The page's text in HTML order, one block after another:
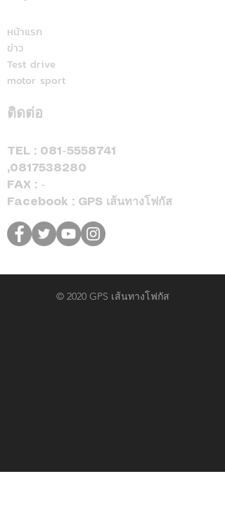
หน้าแรก
ข่าว
Test drive
motor sport
ติดต่อ
TEL : 081-5558741
,0817538280
FAX : -
Facebook : GPS เส้นทางโฟกัส
© 2020 GPS เส้นทางโฟกัส